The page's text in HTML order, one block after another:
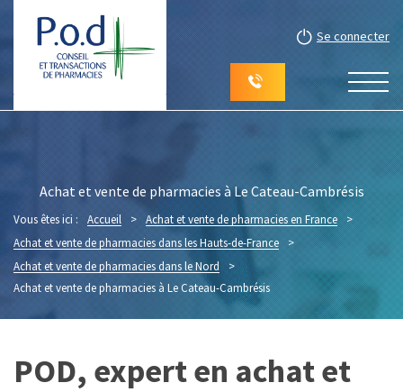
Se connecter
Achat et vente de pharmacies à Le Cateau-Cambrésis
Vous êtes ici : Accueil > Achat et vente de pharmacies en France
>
Achat et vente de pharmacies dans les Hauts-de-France >
Achat et vente de pharmacies dans le Nord
>
Achat et vente de pharmacies à Le Cateau-Cambrésis
POD, expert en achat et